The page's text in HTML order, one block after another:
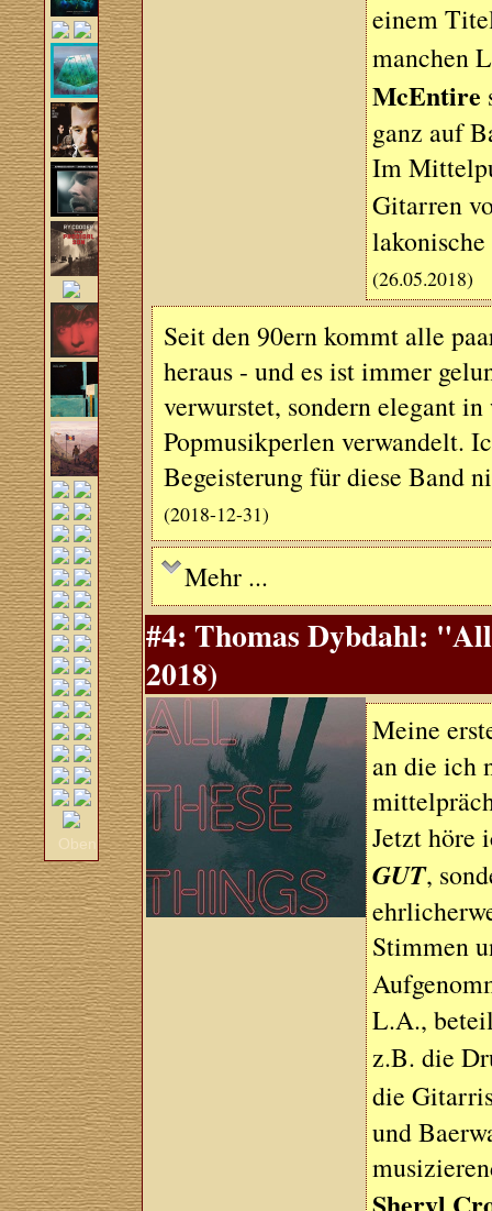
Oben
einem
manchen
McEntire
ganz auf
Im
Gitarren
(26.05.2018)
Seit den 90ern kommt alle
heraus - und es ist immer
verwurstet, sondern elegant
Popmusikperlen verwandelt.
Begeisterung für diese Band
(2018-12-31)
Mehr ...
#4: Thomas Dybdahl:
2018)
Meine
an die ich
Jetzt höre
GUT,
Stimmen
L.A.,
z.B. die
die
und